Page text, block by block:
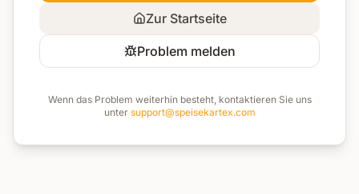
Zur Startseite
Problem melden
Wenn das Problem weiterhin besteht, kontaktieren Sie uns
unter support@speisekartex.com